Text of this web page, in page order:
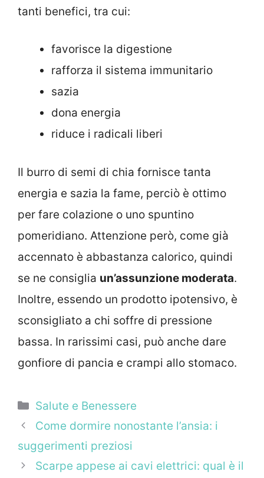
tanti benefici, tra cui:
favorisce la digestione
rafforza il sistema immunitario
sazia
dona energia
riduce i radicali liberi
Il burro di semi di chia fornisce tanta
energia e sazia la fame, perciò è ottimo
per fare colazione o uno spuntino
pomeridiano. Attenzione però, come già
accennato è abbastanza calorico, quindi
se ne consiglia un’assunzione moderata.
Inoltre, essendo un prodotto ipotensivo, è
sconsigliato a chi soffre di pressione
bassa. In rarissimi casi, può anche dare
gonfiore di pancia e crampi allo stomaco.
Categorie
Salute e Benessere
Come dormire nonostante l’ansia: i
suggerimenti preziosi
Scarpe appese ai cavi elettrici: qual è il